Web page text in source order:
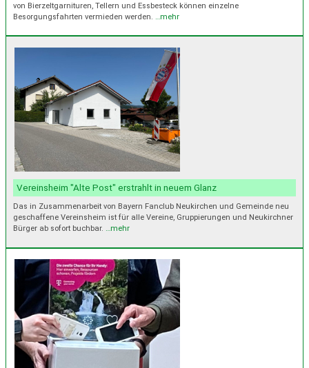
von Bierzeltgarnituren, Tellern und Essbesteck können einzelne
Besorgungsfahrten vermieden werden.
…mehr
Vereinsheim "Alte Post" erstrahlt in neuem Glanz
Das in Zusammenarbeit von Bayern Fanclub Neukirchen und Gemeinde neu
geschaffene Vereinsheim ist für alle Vereine, Gruppierungen und Neukirchner
Bürger ab sofort buchbar. …mehr